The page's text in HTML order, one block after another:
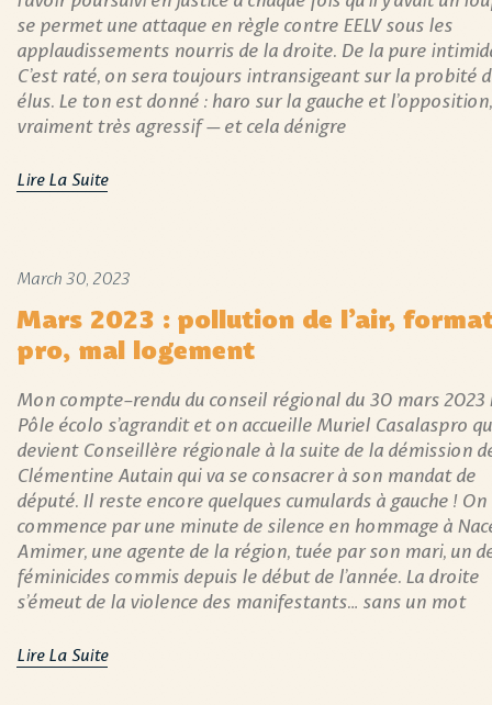
se permet une attaque en règle contre EELV sous les
applaudissements nourris de la droite. De la pure
C’est raté, on sera toujours intransigeant sur la probité
élus. Le ton est donné : haro sur la gauche et l’opposition,
vraiment très agressif – et cela dénigre
Lire La Suite
March 30, 2023
Mars 2023 : pollution de l’air,
pro, mal logement
Mon compte-rendu du conseil régional du 30 mars 2023
Pôle écolo s’agrandit et on accueille Muriel Casalaspro
devient Conseillère régionale à la suite de la démission
Clémentine Autain qui va se consacrer à son mandat de
député. Il reste encore quelques cumulards à gauche ! On
commence par une minute de silence en hommage à
Amimer, une agente de la région, tuée par son mari, un
féminicides commis depuis le début de l’année. La droite
s’émeut de la violence des manifestants… sans un mot
Lire La Suite